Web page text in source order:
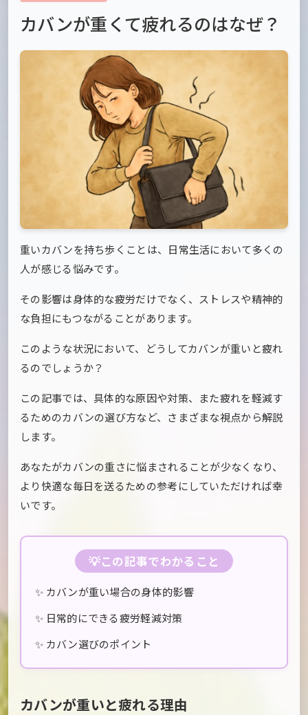
カバンが重くて疲れるのはなぜ？
重いカバンを持ち歩くことは、日常生活において多くの
人が感じる悩みです。
その影響は身体的な疲労だけでなく、ストレスや精神的
な負担にもつながることがあります。
このような状況において、どうしてカバンが重いと疲れ
るのでしょうか？
この記事では、具体的な原因や対策、また疲れを軽減す
るためのカバンの選び方など、さまざまな視点から解説
します。
あなたがカバンの重さに悩まされることが少なくなり、
より快適な毎日を送るための参考にしていただければ幸
いです。
💡この記事でわかること
✨ カバンが重い場合の身体的影響
✨ 日常的にできる疲労軽減対策
✨ カバン選びのポイント
カバンが重いと疲れる理由